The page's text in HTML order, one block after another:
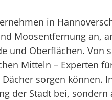
in
Moosentfernung an,
und Oberflächen. Von
Mitteln – Experten
Dächer sorgen
der Stadt bei,